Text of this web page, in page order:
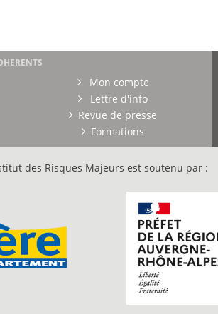
Mon compte
Lettre d'info
Revue de presse
Formations
des Risques Majeurs est soutenu par :